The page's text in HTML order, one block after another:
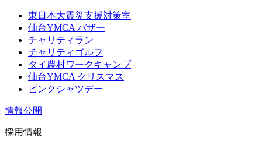
東日本大震災支援対策室
仙台YMCA バザー
チャリティラン
チャリティゴルフ
タイ農村ワークキャンプ
仙台YMCA クリスマス
ピンクシャツデー
情報公開
採用情報